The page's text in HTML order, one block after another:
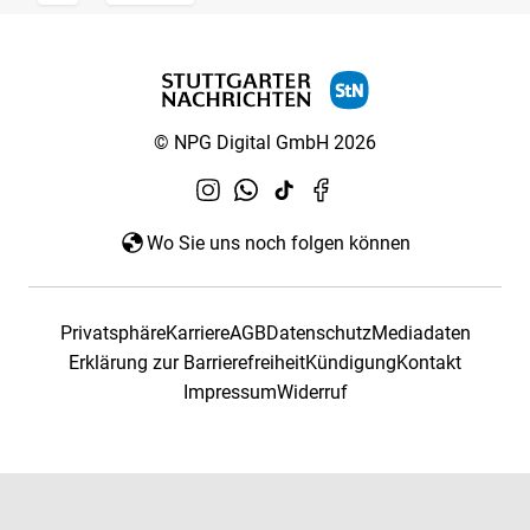
© NPG Digital GmbH 2026
Wo Sie uns noch folgen können
PrivatsphäreKarriereAGBDatenschutzMediadaten
Erklärung zur BarrierefreiheitKündigungKontakt
ImpressumWiderruf